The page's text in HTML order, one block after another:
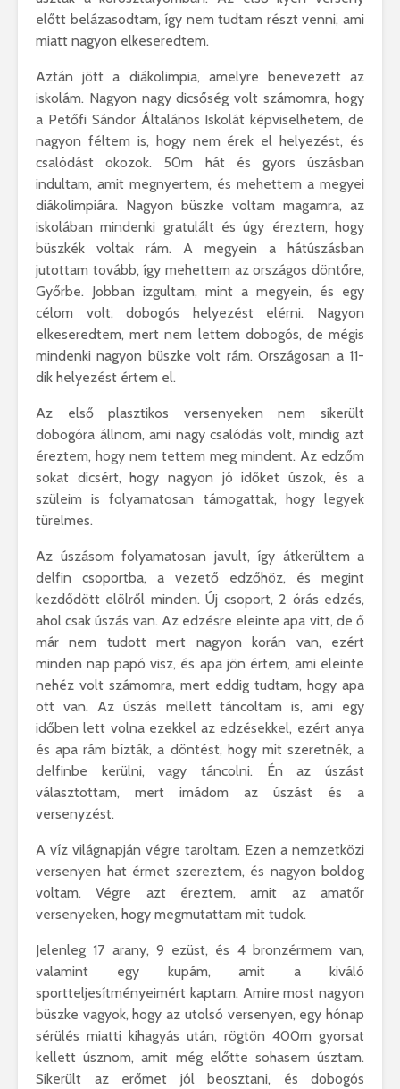
előtt belázasodtam, így nem tudtam részt venni, ami
miatt nagyon elkeseredtem.
Aztán jött a diákolimpia, amelyre benevezett az
iskolám. Nagyon nagy dicsőség volt számomra, hogy
a Petőfi Sándor Általános Iskolát képviselhetem, de
nagyon féltem is, hogy nem érek el helyezést, és
csalódást okozok. 50m hát és gyors úszásban
indultam, amit megnyertem, és mehettem a megyei
diákolimpiára. Nagyon büszke voltam magamra, az
iskolában mindenki gratulált és úgy éreztem, hogy
büszkék voltak rám. A megyein a hátúszásban
jutottam tovább, így mehettem az országos döntőre,
Győrbe. Jobban izgultam, mint a megyein, és egy
célom volt, dobogós helyezést elérni. Nagyon
elkeseredtem, mert nem lettem dobogós, de mégis
mindenki nagyon büszke volt rám. Országosan a 11-
dik helyezést értem el.
Az első plasztikos versenyeken nem sikerült
dobogóra állnom, ami nagy csalódás volt, mindig azt
éreztem, hogy nem tettem meg mindent. Az edzőm
sokat dicsért, hogy nagyon jó időket úszok, és a
szüleim is folyamatosan támogattak, hogy legyek
türelmes.
Az úszásom folyamatosan javult, így átkerültem a
delfin csoportba, a vezető edzőhöz, és megint
kezdődött elölről minden. Új csoport, 2 órás edzés,
ahol csak úszás van. Az edzésre eleinte apa vitt, de ő
már nem tudott mert nagyon korán van, ezért
minden nap papó visz, és apa jön értem, ami eleinte
nehéz volt számomra, mert eddig tudtam, hogy apa
ott van. Az úszás mellett táncoltam is, ami egy
időben lett volna ezekkel az edzésekkel, ezért anya
és apa rám bízták, a döntést, hogy mit szeretnék, a
delfinbe kerülni, vagy táncolni. Én az úszást
választottam, mert imádom az úszást és a
versenyzést.
A víz világnapján végre taroltam. Ezen a nemzetközi
versenyen hat érmet szereztem, és nagyon boldog
voltam. Végre azt éreztem, amit az amatőr
versenyeken, hogy megmutattam mit tudok.
Jelenleg 17 arany, 9 ezüst, és 4 bronzérmem van,
valamint egy kupám, amit a kiváló
sportteljesítményeimért kaptam. Amire most nagyon
büszke vagyok, hogy az utolsó versenyen, egy hónap
sérülés miatti kihagyás után, rögtön 400m gyorsat
kellett úsznom, amit még előtte sohasem úsztam.
Sikerült az erőmet jól beosztani, és dobogós